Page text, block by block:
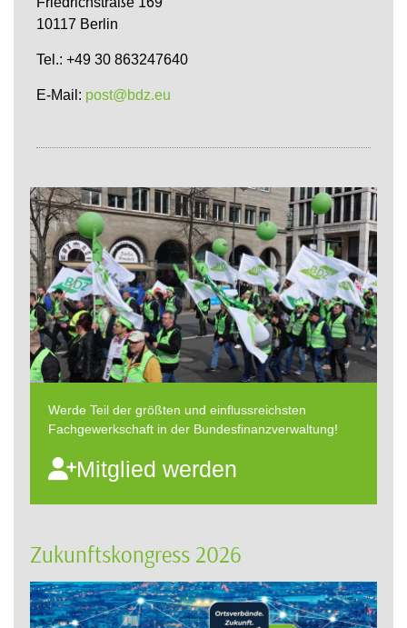
10117 Berlin
Tel.: +49 30 863247640
E-Mail: post@bdz.eu
Werde Teil der größten und einflussreichsten
Fachgewerkschaft in der Bundesfinanzverwaltung!
Mitglied werden
Zukunftskongress 2026